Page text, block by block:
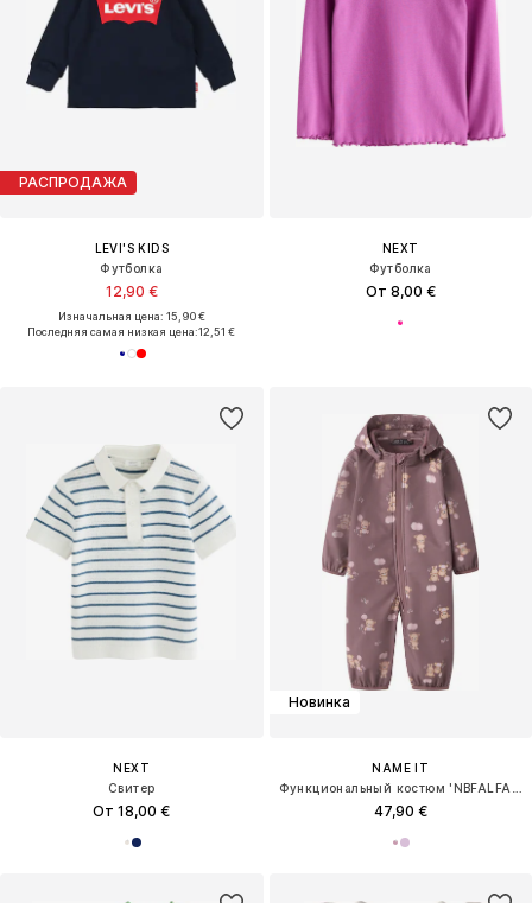
РАСПРОДАЖА
LEVI'S KIDS
Футболка
12,90 €
Изначальная цена: 15,90 €
Последняя самая низкая цена:12,51 €
NEXT
Футболка
От 8,00 €
NEXT
Свитер
От 18,00 €
Новинка
NAME IT
47,90 €